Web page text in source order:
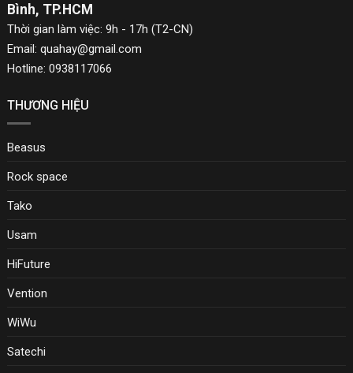
Bình, TP.HCM
Thời gian làm việc: 9h - 17h (T2-CN)
Email: quahay@gmail.com
Hotline: 0938117066
THƯƠNG HIỆU
Beasus
Rock space
Tako
Usam
HiFuture
Vention
WiWu
Satechi